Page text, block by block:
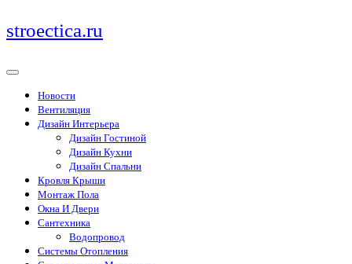
Перейти
к
stroectica.ru
Новости
Вентиляция
Дизайн Интерьера
Дизайн Гостиной
Дизайн Кухни
Дизайн Спальни
Кровля Крыши
Монтаж Пола
Окна И Двери
Сантехника
Водопровод
Системы Отопления